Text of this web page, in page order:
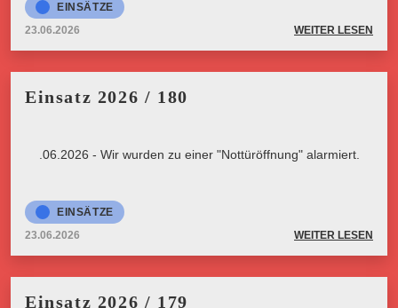
EINSÄTZE
23.06.2026
WEITER LESEN
Einsatz 2026 / 180
23.06.2026 - Wir wurden zu einer "Nottüröffnung" alarmiert.
EINSÄTZE
23.06.2026
WEITER LESEN
Einsatz 2026 / 179